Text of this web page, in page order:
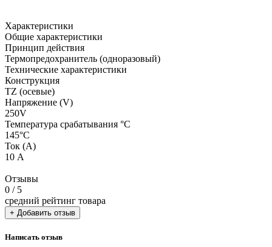
Характеристики
Общие характеристики
Принцип действия
Термопредохранитель (одноразовый)
Технические характеристики
Конструкция
TZ (осевые)
Напряжение (V)
250V
Температура срабатывания °C
145°C
Ток (А)
10 А
Отзывы
0 / 5
средний рейтинг товара
+ Добавить отзыв
Написать отзыв